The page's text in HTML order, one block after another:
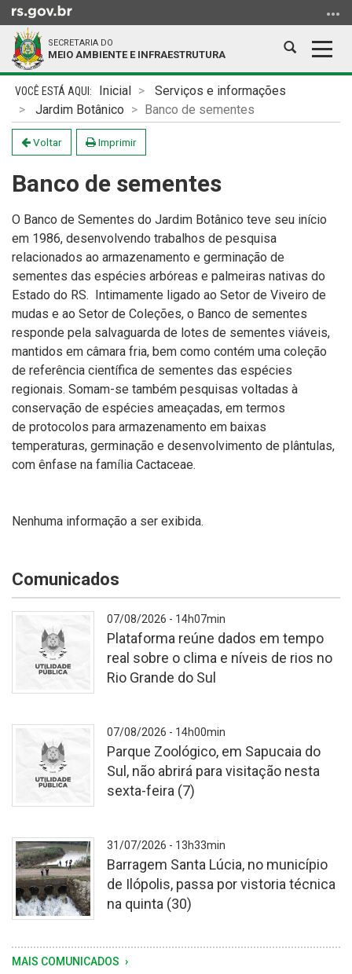
para
conteúdo
menu
para
busca
SECRETARIA DO
MEIO AMBIENTE E INFRAESTRUTURA
Abrir
busca
Início
conteúdo
Inicial
Serviços e informações
Jardim Botânico
Banco de sementes
Voltar Imprimir
Banco de sementes
O Banco de Sementes do Jardim Botânico teve seu início
em 1986, desenvolvendo trabalhos de pesquisa
relacionados ao armazenamento e germinação de
sementes das espécies arbóreas e palmeiras nativas do
Estado do RS. Intimamente ligado ao Setor de Viveiro de
mudas e ao Setor de Coleções, o Banco de sementes
responde pela salvaguarda de lotes de sementes viáveis,
mantidos em câmara fria, bem como contém uma coleção
de referência científica de sementes das espécies
regionais. Somam-se também pesquisas voltadas à
conservação de espécies ameaçadas, em termos
de protocolos para armazenamento em baixas
temperaturas, germinação e desenvolvimento de plântulas,
com ênfase na família Cactaceae.
Nenhuma informação a ser exibida.
Comunicados
-
07/08/2026 - 14h07min
Plataforma reúne dados em tempo
real sobre o clima e níveis de rios no
Rio Grande do Sul
-
07/08/2026 - 14h00min
Parque Zoológico, em Sapucaia do
Sul, não abrirá para visitação nesta
sexta-feira (7)
Vistoria
foi
31/07/2026 - 13h33min
Barragem Santa Lúcia, no município
de Ilópolis, passa por vistoria técnica
na quinta (30)
MAIS COMUNICADOS